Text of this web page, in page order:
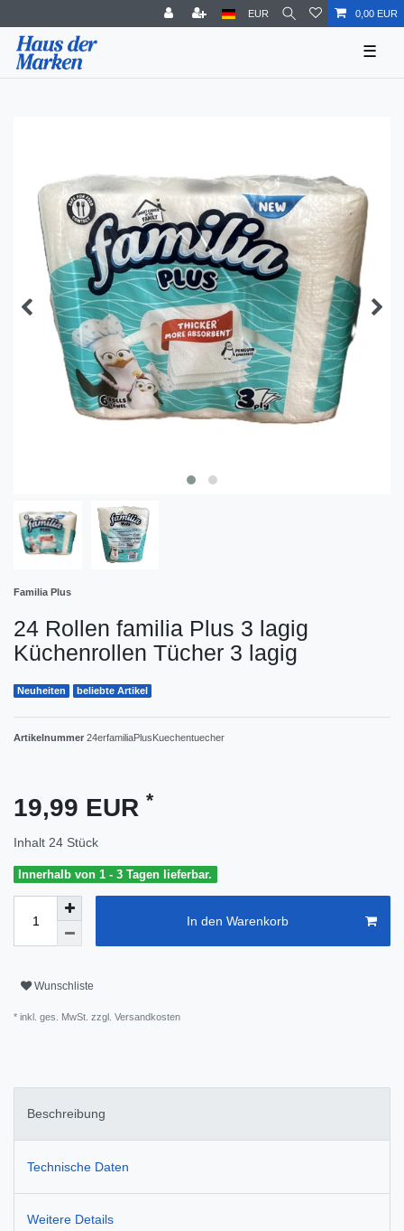
EUR 0,00 EUR
☰
Familia Plus
24 Rollen familia Plus 3 lagig
Küchenrollen Tücher 3 lagig
Neuheiten beliebte Artikel
Artikelnummer 24erfamiliaPlusKuechentuecher
19,99 EUR *
Inhalt 24 Stück
Innerhalb von 1 - 3 Tagen lieferbar.
In den Warenkorb
Wunschliste
* inkl. ges. MwSt. zzgl. Versandkosten
Beschreibung
Technische Daten
Weitere Details